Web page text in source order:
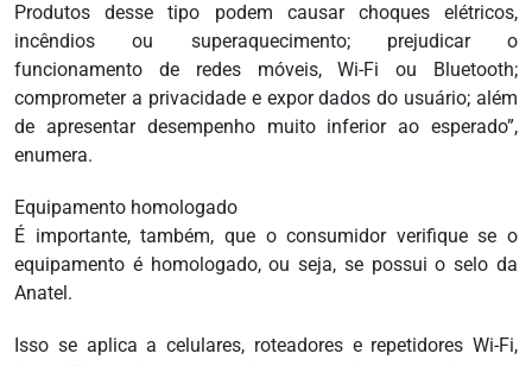
Produtos desse tipo podem causar choques elétricos,
incêndios ou superaquecimento; prejudicar o
funcionamento de redes móveis, Wi-Fi ou Bluetooth;
comprometer a privacidade e expor dados do usuário; além
de apresentar desempenho muito inferior ao esperado”,
enumera.
Equipamento homologado
É importante, também, que o consumidor verifique se o
equipamento é homologado, ou seja, se possui o selo da
Anatel.
Isso se aplica a celulares, roteadores e repetidores Wi-Fi,